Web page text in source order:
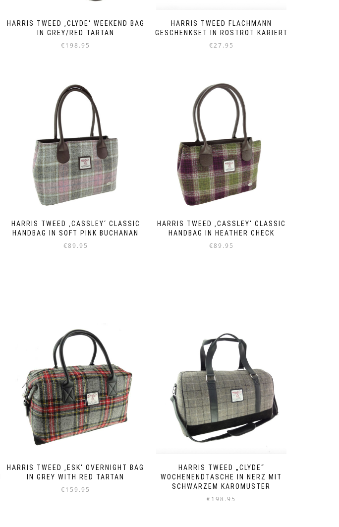
HARRIS TWEED ‚CLYDE‘ WEEKEND BAG
IN GREY/RED TARTAN
€198.95
HARRIS TWEED FLACHMANN
GESCHENKSET IN ROSTROT KARIERT
€27.95
HARRIS TWEED ‚CASSLEY‘ CLASSIC
HANDBAG IN SOFT PINK BUCHANAN
€89.95
HARRIS TWEED ‚CASSLEY‘ CLASSIC
HANDBAG IN HEATHER CHECK
€89.95
HARRIS TWEED ‚ESK‘ OVERNIGHT BAG
IN GREY WITH RED TARTAN
€159.95
HARRIS TWEED „CLYDE“
WOCHENENDTASCHE IN NERZ MIT
SCHWARZEM KAROMUSTER
€198.95